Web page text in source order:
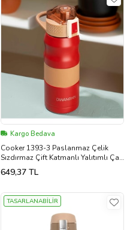
Kargo Bedava
Cooker 1393-3 Paslanmaz Çelik
Sızdırmaz Çift Katmanlı Yalıtımlı Çay
Kahve Termosu Kırmızı 350 ml
649,37 TL
TASARLANABİLİR